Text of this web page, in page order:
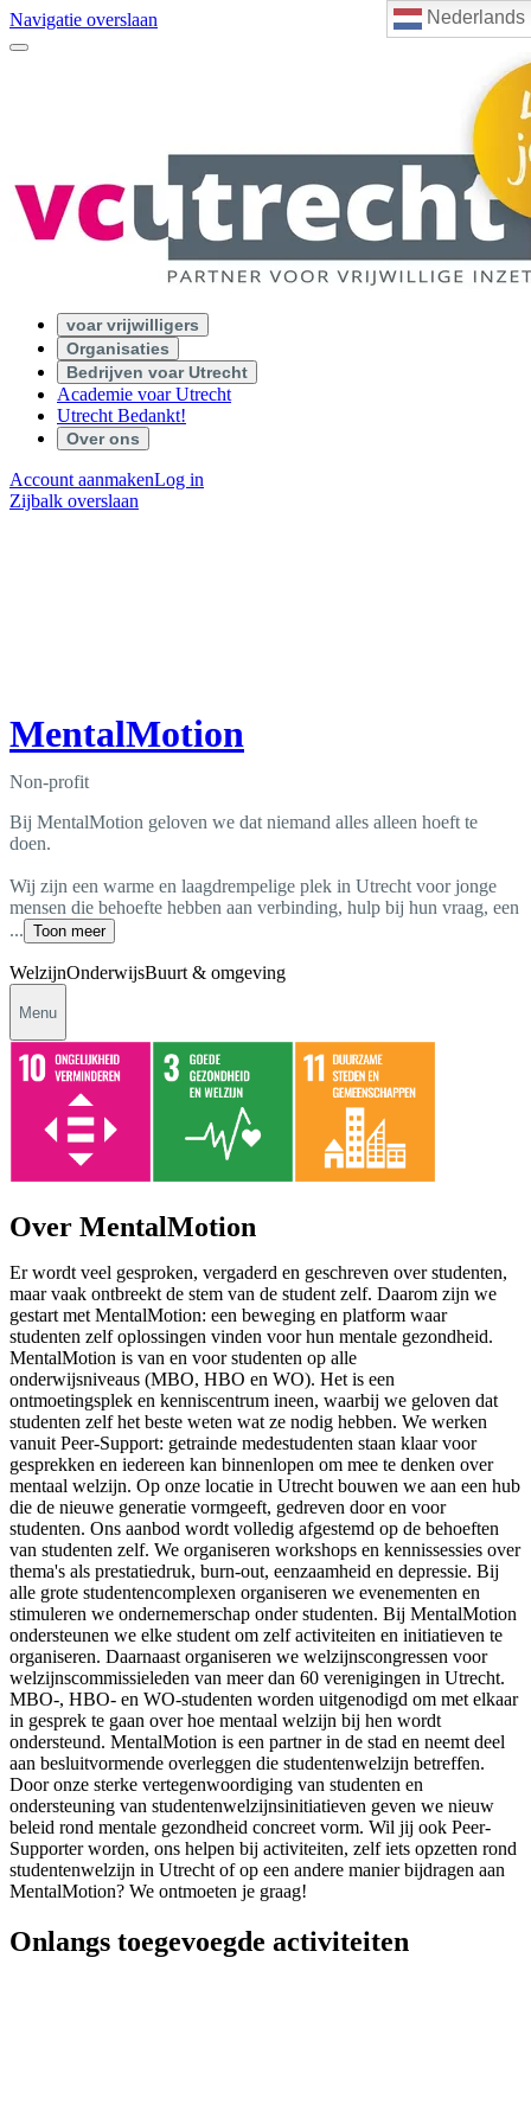
Nederlands
Navigatie overslaan
voar vrijwilligers
Organisaties
Bedrijven voar Utrecht
Academie voar Utrecht
Utrecht Bedankt!
Over ons
Account aanmakenLog in
Zijbalk overslaan
MentalMotion
Non-profit
Bij MentalMotion geloven we dat niemand alles alleen hoeft te
doen.
Wij zijn een warme en laagdrempelige plek in Utrecht voor jonge
mensen die behoefte hebben aan verbinding, hulp bij hun vraag, een
... Toon meer
WelzijnOnderwijsBuurt & omgeving
Menu
Over MentalMotion
Er wordt veel gesproken, vergaderd en geschreven over studenten,
maar vaak ontbreekt de stem van de student zelf. Daarom zijn we
gestart met MentalMotion: een beweging en platform waar
studenten zelf oplossingen vinden voor hun mentale gezondheid.
MentalMotion is van en voor studenten op alle
onderwijsniveaus (MBO, HBO en WO). Het is een
ontmoetingsplek en kenniscentrum ineen, waarbij we geloven dat
studenten zelf het beste weten wat ze nodig hebben. We werken
vanuit Peer-Support: getrainde medestudenten staan klaar voor
gesprekken en iedereen kan binnenlopen om mee te denken over
mentaal welzijn. Op onze locatie in Utrecht bouwen we aan een hub
die de nieuwe generatie vormgeeft, gedreven door en voor
studenten. Ons aanbod wordt volledig afgestemd op de behoeften
van studenten zelf. We organiseren workshops en kennissessies over
thema's als prestatiedruk, burn-out, eenzaamheid en depressie. Bij
alle grote studentencomplexen organiseren we evenementen en
stimuleren we ondernemerschap onder studenten. Bij MentalMotion
ondersteunen we elke student om zelf activiteiten en initiatieven te
organiseren. Daarnaast organiseren we welzijnscongressen voor
welzijnscommissieleden van meer dan 60 verenigingen in Utrecht.
MBO-, HBO- en WO-studenten worden uitgenodigd om met elkaar
in gesprek te gaan over hoe mentaal welzijn bij hen wordt
ondersteund. MentalMotion is een partner in de stad en neemt deel
aan besluitvormende overleggen die studentenwelzijn betreffen.
Door onze sterke vertegenwoordiging van studenten en
ondersteuning van studentenwelzijnsinitiatieven geven we nieuw
beleid rond mentale gezondheid concreet vorm. Wil jij ook Peer-
Supporter worden, ons helpen bij activiteiten, zelf iets opzetten rond
studentenwelzijn in Utrecht of op een andere manier bijdragen aan
MentalMotion? We ontmoeten je graag!
Onlangs toegevoegde activiteiten